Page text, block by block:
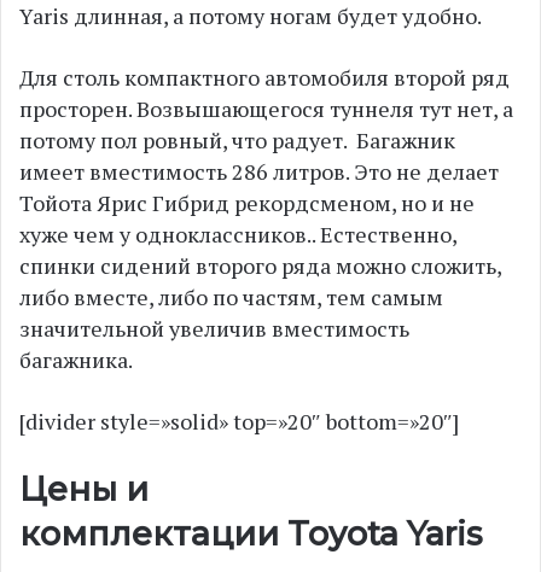
Yaris длинная, а потому ногам будет удобно.
Для столь компактного автомобиля второй ряд
просторен. Возвышающегося туннеля тут нет, а
потому пол ровный, что радует. Багажник
имеет вместимость 286 литров. Это не делает
Тойота Ярис Гибрид рекордсменом, но и не
хуже чем у одноклассников.. Естественно,
спинки сидений второго ряда можно сложить,
либо вместе, либо по частям, тем самым
значительной увеличив вместимость
багажника.
[divider style=»solid» top=»20″ bottom=»20″]
Цены и
комплектации Toyota Yaris